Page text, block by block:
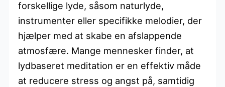
forskellige lyde, såsom naturlyde,
instrumenter eller specifikke melodier, der
hjælper med at skabe en afslappende
atmosfære. Mange mennesker finder, at
lydbaseret meditation er en effektiv måde
at reducere stress og angst på, samtidig